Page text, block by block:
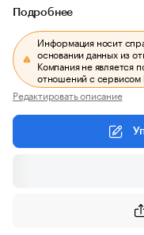
Подробнее
Информация носит
основании данных из
Компания не является
отношений с сервисом
Редактировать описание